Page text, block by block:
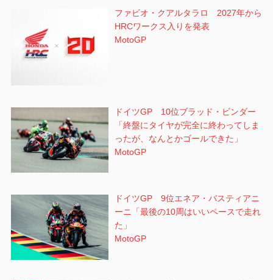
ファビオ・クアルタラロ 2027年から
HRCワークス入りを発表
MotoGP
ドイツGP 10位ブラッド・ビンダー
「終盤にタイヤが完全に終わってしま
ったが、なんとかゴールできた」
MotoGP
ドイツGP 9位エネア・バスティアニ
ーニ「最後の10周はいいペースで走れ
た」
MotoGP